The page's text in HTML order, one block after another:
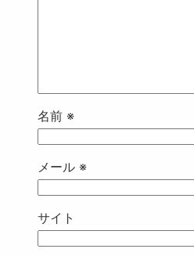
名前 ※
メール ※
サイト